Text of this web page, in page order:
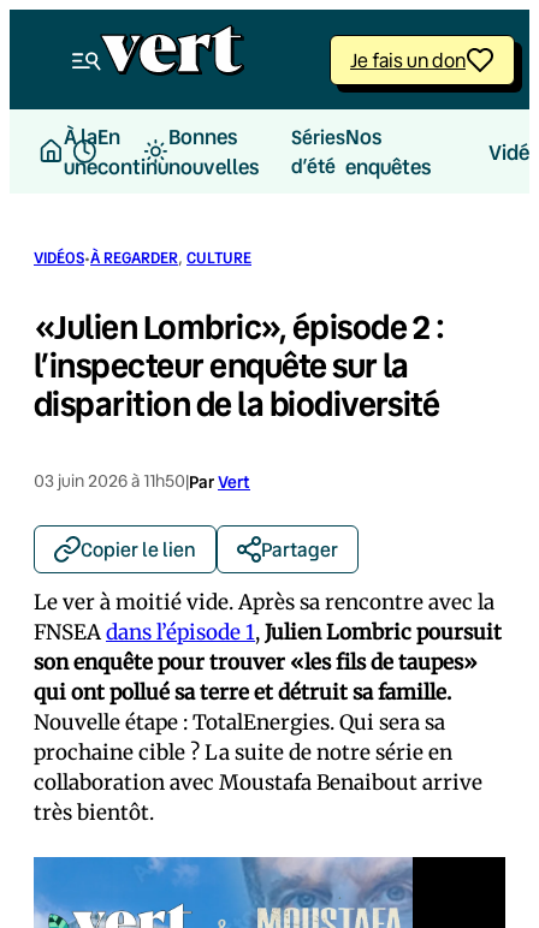
Je fais un don
À la
une
En
continu
Bonnes
nouvelles
Séries
d’été
Nos
enquêtes
VIDÉOS·À REGARDER, CULTURE
«Julien Lombric», épisode 2 :
l’inspecteur enquête sur la
disparition de la biodiversité
03 juin 2026 à 11h50|ParVert
Copier le lien Partager
Le ver à moitié vide. Après sa rencontre avec la
FNSEAdans l’épisode 1,Julien Lombric poursuit
son enquête pour trouver «les fils de taupes»
qui ont pollué sa terre et détruit sa famille.
Nouvelle étape : TotalEnergies. Qui sera sa
prochaine cible ? La suite de notre série en
collaboration avec Moustafa Benaibout arrive
très bientôt.